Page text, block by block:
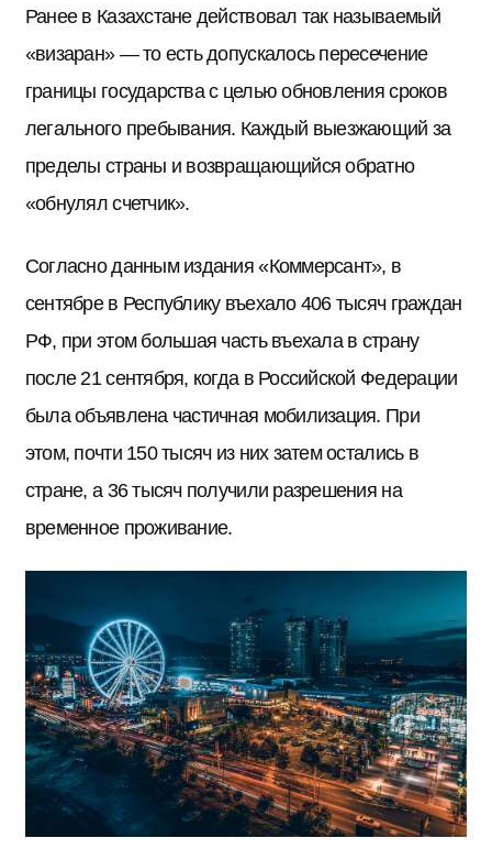
Ранее в Казахстане действовал так называемый
«визаран» — то есть допускалось пересечение
границы государства с целью обновления сроков
легального пребывания. Каждый выезжающий за
пределы страны и возвращающийся обратно
«обнулял счетчик».
Согласно данным издания «Коммерсант», в
сентябре в Республику въехало 406 тысяч граждан
РФ, при этом большая часть въехала в страну
после 21 сентября, когда в Российской Федерации
была объявлена частичная мобилизация. При
этом, почти 150 тысяч из них затем остались в
стране, а 36 тысяч получили разрешения на
временное проживание.